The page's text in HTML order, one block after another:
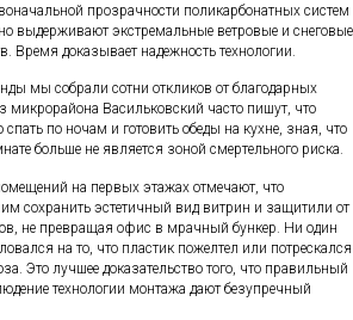
прозрачности поликарбонатных систем
выдерживают экстремальные ветровые и снеговые
Время доказывает надежность технологии.
мы собрали сотни откликов от благодарных
Васильковский часто пишут, что
спать по ночам и готовить обеды на кухне, зная, что
больше не является зоной смертельного риска.
на первых этажах отмечают, что
сохранить эстетичный вид витрин и защитили от
не превращая офис в мрачный бункер. Ни один
на то, что пластик пожелтел или потрескался
Это лучшее доказательство того, что правильный
технологии монтажа дают безупречный